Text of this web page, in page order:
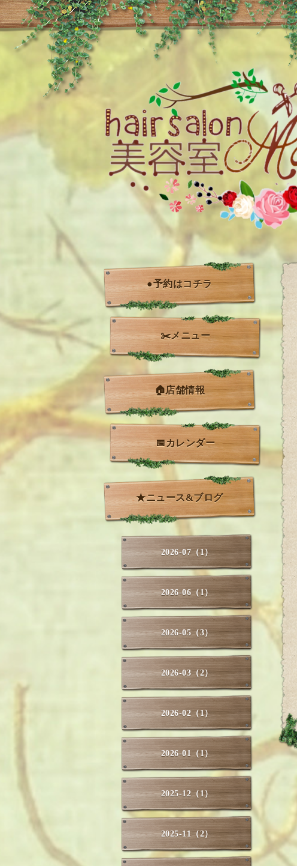
●予約はコチラ
✂️メニュー
🏠店舗情報
📅カレンダー
★ニュース&ブログ
2026-07（1）
2026-06（1）
2026-05（3）
2026-03（2）
2026-02（1）
2026-01（1）
2025-12（1）
2025-11（2）